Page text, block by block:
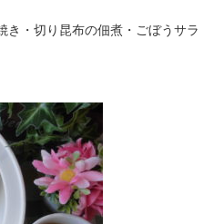
き・切り昆布の佃煮・ごぼうサラ